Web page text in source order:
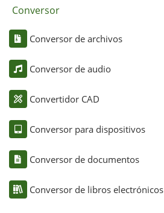
Conversor
Conversor de archivos
Conversor de audio
Convertidor CAD
Conversor para dispositivos
Conversor de documentos
Conversor de libros electrónicos